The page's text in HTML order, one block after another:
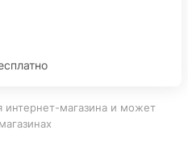
интернет-магазина и может